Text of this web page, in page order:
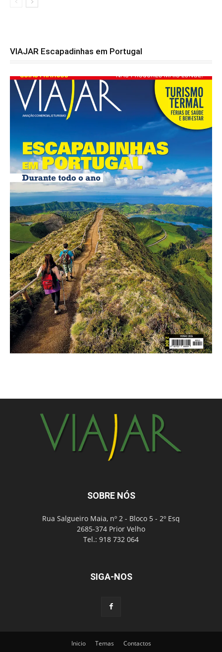
VIAJAR Escapadinhas em Portugal
SOBRE NÓS
Rua Salgueiro Maia, nº 2 - Bloco 5 - 2º Esq
2685-374 Prior Velho
Tel.: 918 732 064
SIGA-NOS
Inicio Temas Contactos